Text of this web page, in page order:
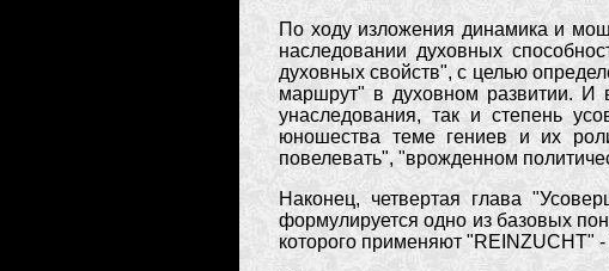
По ходу изложения динамика и
наследовании духовных
духовных свойств", с целью
маршрут" в духовном развитии. И
унаследования, так и степень
юношества теме гениев и их
повелевать", "врожденном
Наконец, четвертая глава
формулируется одно из базовых
которого применяют "REINZUCHT"